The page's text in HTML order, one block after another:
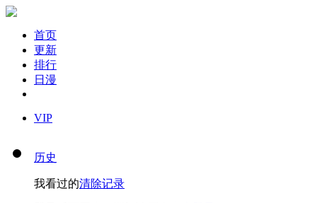
首页
更新
排行
日漫
VIP
历史
我看过的清除记录